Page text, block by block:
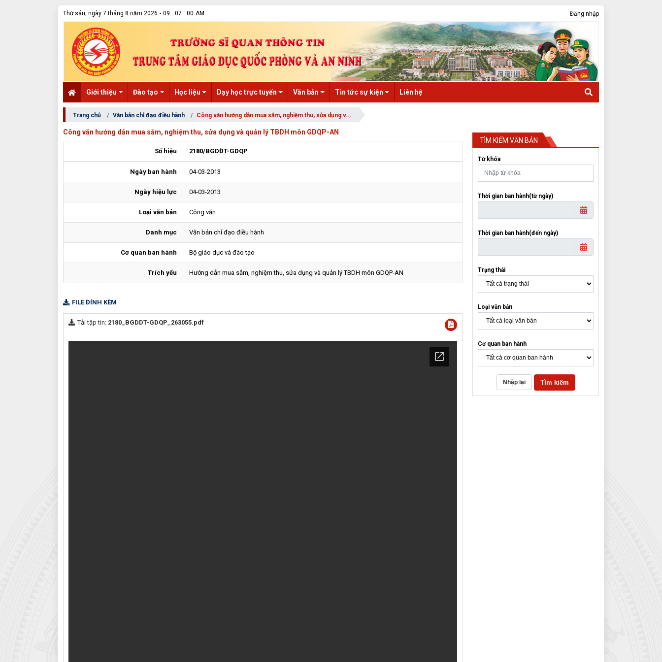
Thứ sáu, ngày 7 tháng 8 năm 2026 - 09 : 07 : 00 AM Đăng nhập
(current)
Giới thiệu Đào tạo Học liệu Dạy học trực tuyến Văn bản Tin tức sự kiện Liên hệ
Trang chủ Văn bản chỉ đạo điều hành Công văn hướng dẫn mua sắm, nghiệm thu, sửa dụng v...
Công văn hướng dẫn mua sắm, nghiệm thu, sửa dụng và quản lý TBDH môn GDQP-AN
Số hiệu 2180/BGDĐT-GDQP
Ngày ban hành 04-03-2013
Ngày hiệu lực 04-03-2013
Loại văn bản Công văn
Danh mục Văn bản chỉ đạo điều hành
Cơ quan ban hành Bộ giáo dục và đào tạo
Trích yếu Hướng dẫn mua sắm, nghiệm thu, sửa dụng và quản lý TBDH môn GDQP-AN
FILE ĐÍNH KÈM
Tải tập tin: 2180_BGDDT-GDQP_263055.pdf
TÌM KIẾM VĂN BẢN
Từ khóa
Thời gian ban hành(từ ngày)
Thời gian ban hành(đến ngày)
Trạng thái
Loại văn bản
Cơ quan ban hành
Nhập lại Tìm kiếm